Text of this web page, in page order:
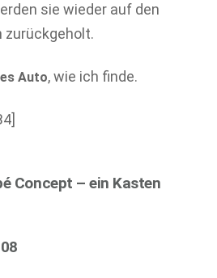
sie wieder auf den
zurückgeholt.
Auto, wie ich finde.
Concept – ein Kasten